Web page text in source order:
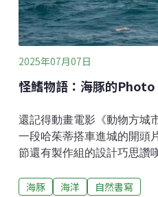
最大的差異。而那喙上的小
徵，此外，母鳥羽色則偏灰
何停在同一枝頭上，與其覓
2025年07月07日
怪鰭物語：海豚的
還記得動畫電影《動物方城
一段哈茱蒂搭車進城的開頭
節還有製作組的設計巧思讚
色和記憶點，像是繫領帶的
海豚 海洋 自然書寫